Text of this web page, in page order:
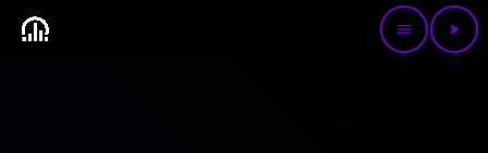
menu play_arrow